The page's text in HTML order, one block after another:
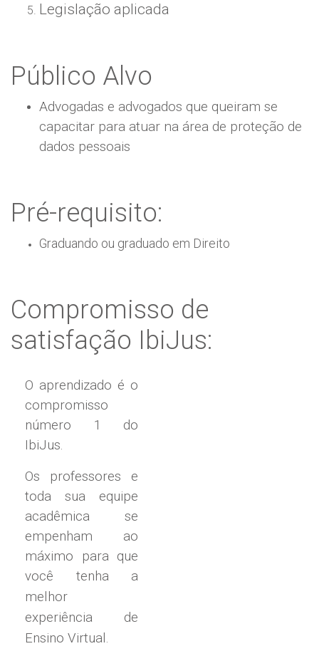
Legislação aplicada
Público Alvo
Advogadas e advogados que queiram se
capacitar para atuar na área de proteção de
dados pessoais
Pré-requisito:
Graduando ou graduado em Direito
Compromisso de
satisfação IbiJus:
O aprendizado é o
compromisso
número 1 do
IbiJus.
Os professores e
toda sua equipe
acadêmica se
empenham ao
máximo para que
você tenha a
melhor
experiência de
Ensino Virtual.